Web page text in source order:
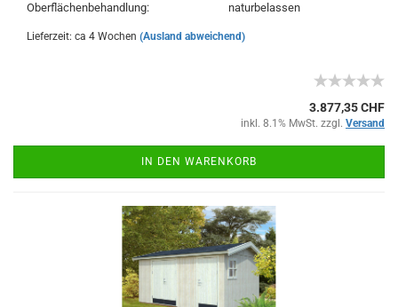
Oberflächenbehandlung:
naturbelassen
Lieferzeit: ca 4 Wochen (Ausland abweichend)
3.877,35 CHF
inkl. 8.1% MwSt. zzgl. Versand
IN DEN WARENKORB